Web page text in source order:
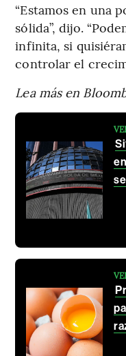
“Estamos en una
sólida”, dijo.
infinita, si
controlar el
Lea más en